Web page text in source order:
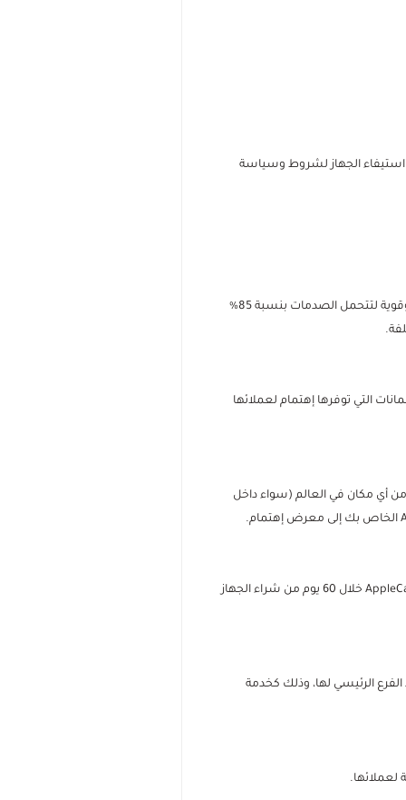
استيفاء الجهاز لشروط وسياسة
سيكيورتيك هي حماية عالية الجودة تتميز بخامات مختلفة، لتحمي الجهاز بشكل فعال، وتتحمل سقوط إلى 4 متر، مقاومة وقوية لتتحمل الصدمات بنسبة 85%
التي توفرها إهتمام لعملائها
أي مكان في العالم (سواء داخل
قم بحماية أجهزة آبل الخاصة بك مع خدمة AppleCare للحصول على أفضل خدمة ودعم لأجهزة آبل. يمكنك شراء خدمة AppleCare خلال 60 يوم من شراء الجهاز
الرئيسي لها، وذلك كخدمة
لعملائها.